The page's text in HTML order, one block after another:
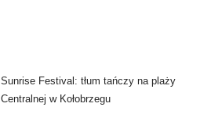
Sunrise Festival: tłum tańczy na plaży
Centralnej w Kołobrzegu